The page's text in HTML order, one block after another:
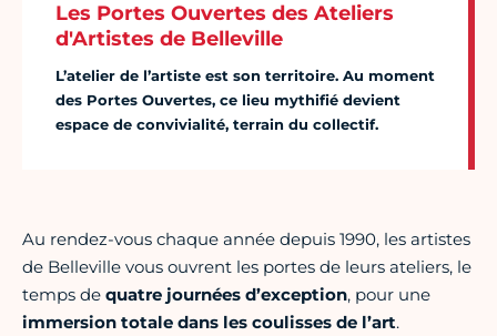
Les Portes Ouvertes des Ateliers
d'Artistes de Belleville
L’atelier de l’artiste est son territoire. Au moment
des Portes Ouvertes, ce lieu mythifié devient
espace de convivialité, terrain du collectif.
Au rendez-vous chaque année depuis 1990, les artistes
de Belleville vous ouvrent les portes de leurs ateliers, le
temps de quatre journées d’exception, pour une
immersion totale dans les coulisses de l’art.